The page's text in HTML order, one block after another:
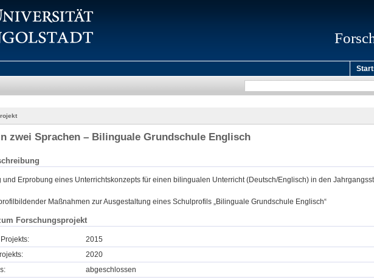
zwei Sprachen – Bilinguale Grundschule Englisch
und Erprobung eines Unterrichtskonzepts für einen bilingualen Unterricht (Deutsch/Englisch) in den
Maßnahmen zur Ausgestaltung eines Schulprofils „Bilinguale Grundschule Englisch“
Forschungsprojekt
2015
2020
abgeschlossen